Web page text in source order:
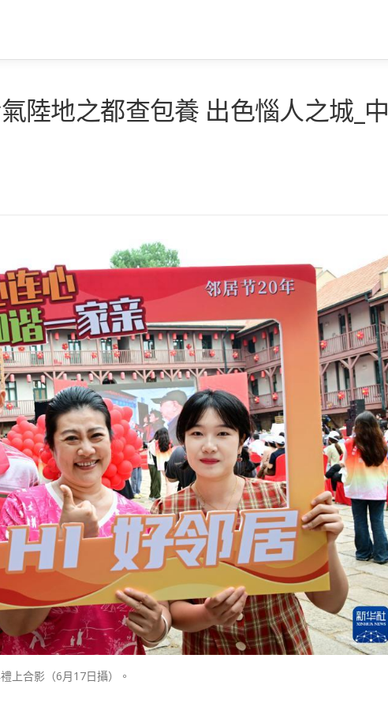
陸地之都查包養 出色惱人之城_中
上合影（6月17日攝）。